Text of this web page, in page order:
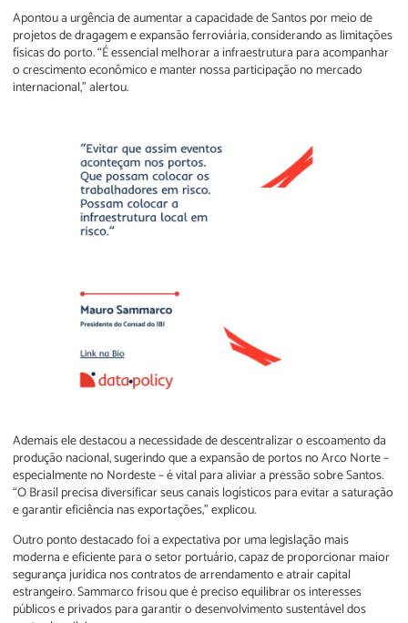
Apontou a urgência de aumentar a capacidade de Santos por meio de
projetos de dragagem e expansão ferroviária, considerando as limitações
físicas do porto. “É essencial melhorar a infraestrutura para acompanhar
o crescimento econômico e manter nossa participação no mercado
internacional,” alertou.
Ademais ele destacou a necessidade de descentralizar o escoamento da
produção nacional, sugerindo que a expansão de portos no Arco Norte –
especialmente no Nordeste – é vital para aliviar a pressão sobre Santos.
“O Brasil precisa diversificar seus canais logísticos para evitar a saturação
e garantir eficiência nas exportações,” explicou.
Outro ponto destacado foi a expectativa por uma legislação mais
moderna e eficiente para o setor portuário, capaz de proporcionar maior
segurança jurídica nos contratos de arrendamento e atrair capital
estrangeiro. Sammarco frisou que é preciso equilibrar os interesses
públicos e privados para garantir o desenvolvimento sustentável dos